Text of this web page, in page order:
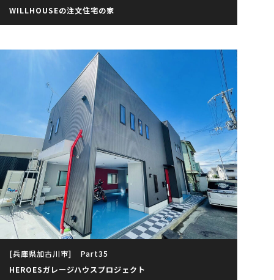
WILLHOUSEの注文住宅の家
[兵庫県加古川市]
Part35
HEROESガレージハウスプロジェクト